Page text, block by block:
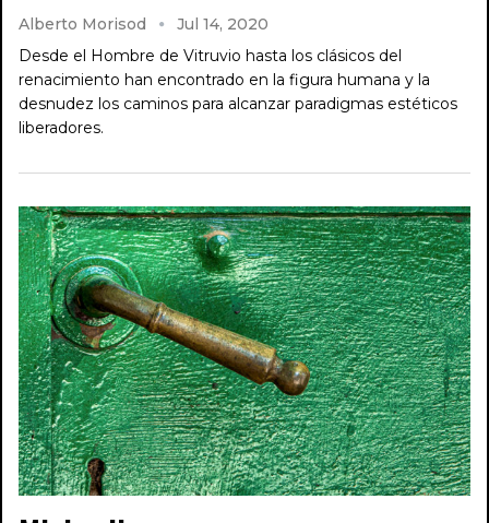
Alberto Morisod
Jul 14, 2020
Desde el Hombre de Vitruvio hasta los clásicos del
renacimiento han encontrado en la figura humana y la
desnudez los caminos para alcanzar paradigmas estéticos
liberadores.